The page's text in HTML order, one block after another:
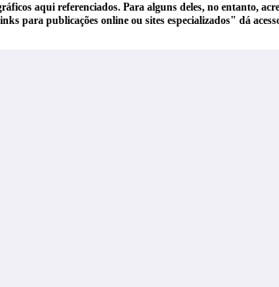
aqui referenciados. Para alguns deles, no entanto,
para publicações online ou sites especializados" dá